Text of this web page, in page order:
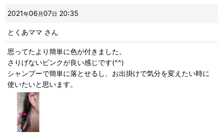
2021年06 月 07日 20:35
とくあママ さん
思ってたより簡単に色が付きました。
さりげないピンクが良い感じです(^^)
シャンプーで簡単に落とせるし、お出掛けで気分を変えたい時に
使いたいと思います。